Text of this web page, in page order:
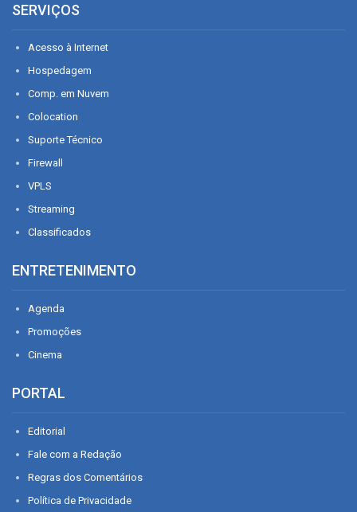
SERVIÇOS
Acesso à Internet
Hospedagem
Comp. em Nuvem
Colocation
Suporte Técnico
Firewall
VPLS
Streaming
Classificados
ENTRETENIMENTO
Agenda
Promoções
Cinema
PORTAL
Editorial
Fale com a Redação
Regras dos Comentários
Política de Privacidade